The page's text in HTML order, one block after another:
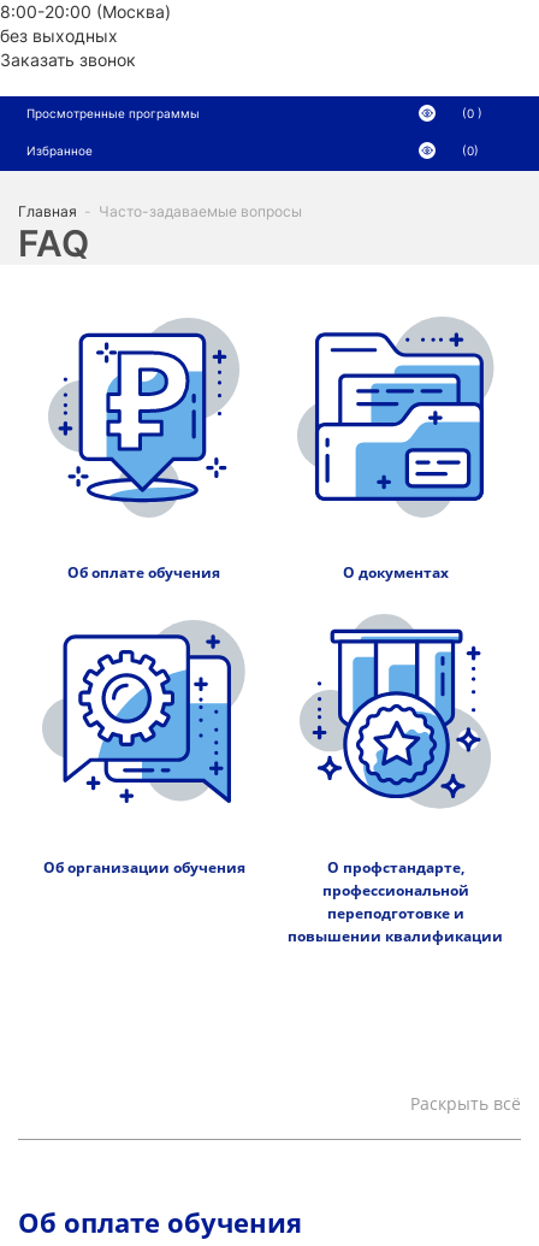
8:00-20:00 (Москва)
без выходных
Заказать звонок
Просмотренные программы (0 )
Избранное (0)
Главная - Часто-задаваемые вопросы
FAQ
Об оплате обучения О документах
Об организации обучения
О профстандарте,
профессиональной
переподготовке и
повышении квалификации
Раскрыть всё
Об оплате обучения